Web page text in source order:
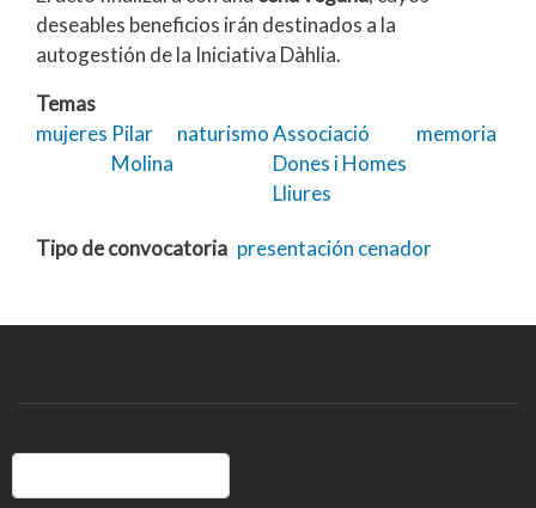
deseables beneficios irán destinados a la
autogestión de la Iniciativa Dàhlia.
Temas
mujeres Pilar
Molina
naturismoAssociació
Dones i Homes
Lliures
memoria
Tipo de convocatoria presentación cenador
Buscar